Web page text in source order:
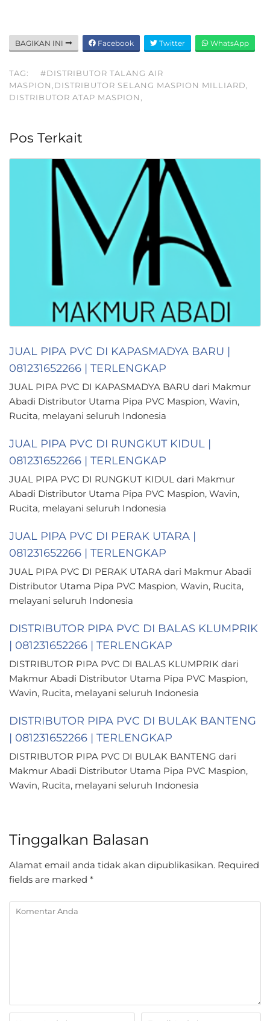
BAGIKAN INI Facebook Twitter WhatsApp
TAG:
#DISTRIBUTOR TALANG AIR
MASPION,DISTRIBUTOR SELANG MASPION MILLIARD,
DISTRIBUTOR ATAP MASPION,
Pos Terkait
JUAL PIPA PVC DI KAPASMADYA BARU |
081231652266 | TERLENGKAP
JUAL PIPA PVC DI KAPASMADYA BARU dari Makmur
Abadi Distributor Utama Pipa PVC Maspion, Wavin,
Rucita, melayani seluruh Indonesia
JUAL PIPA PVC DI RUNGKUT KIDUL |
081231652266 | TERLENGKAP
JUAL PIPA PVC DI RUNGKUT KIDUL dari Makmur
Abadi Distributor Utama Pipa PVC Maspion, Wavin,
Rucita, melayani seluruh Indonesia
JUAL PIPA PVC DI PERAK UTARA |
081231652266 | TERLENGKAP
JUAL PIPA PVC DI PERAK UTARA dari Makmur Abadi
Distributor Utama Pipa PVC Maspion, Wavin, Rucita,
melayani seluruh Indonesia
DISTRIBUTOR PIPA PVC DI BALAS KLUMPRIK
| 081231652266 | TERLENGKAP
DISTRIBUTOR PIPA PVC DI BALAS KLUMPRIK dari
Makmur Abadi Distributor Utama Pipa PVC Maspion,
Wavin, Rucita, melayani seluruh Indonesia
DISTRIBUTOR PIPA PVC DI BULAK BANTENG
| 081231652266 | TERLENGKAP
DISTRIBUTOR PIPA PVC DI BULAK BANTENG dari
Makmur Abadi Distributor Utama Pipa PVC Maspion,
Wavin, Rucita, melayani seluruh Indonesia
Tinggalkan Balasan
Alamat email anda tidak akan dipublikasikan. Required
fields are marked *